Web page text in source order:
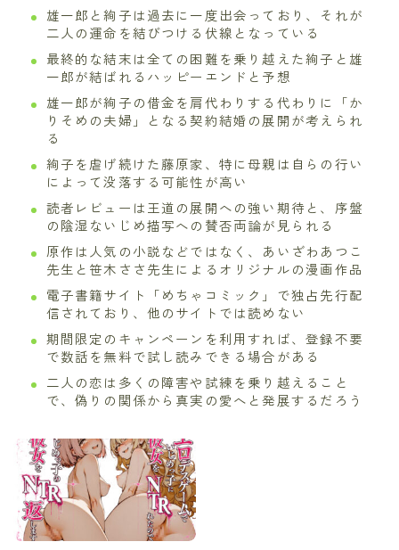
雄一郎と絢子は過去に一度出会っており、それが
二人の運命を結びつける伏線となっている
最終的な結末は全ての困難を乗り越えた絢子と雄
一郎が結ばれるハッピーエンドと予想
雄一郎が絢子の借金を肩代わりする代わりに「か
りそめの夫婦」となる契約結婚の展開が考えられ
る
絢子を虐げ続けた藤原家、特に母親は自らの行い
によって没落する可能性が高い
読者レビューは王道の展開への強い期待と、序盤
の陰湿ないじめ描写への賛否両論が見られる
原作は人気の小説などではなく、あいざわあつこ
先生と笹木ささ先生によるオリジナルの漫画作品
電子書籍サイト「めちゃコミック」で独占先行配
信されており、他のサイトでは読めない
期間限定のキャンペーンを利用すれば、登録不要
で数話を無料で試し読みできる場合がある
二人の恋は多くの障害や試練を乗り越えること
で、偽りの関係から真実の愛へと発展するだろう